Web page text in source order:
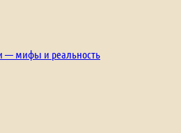
— мифы и реальность